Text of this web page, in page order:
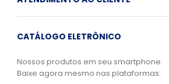
CATÁLOGO ELETRÔNICO
Nossos produtos em seu smartphone.
Baixe agora mesmo nas plataformas: